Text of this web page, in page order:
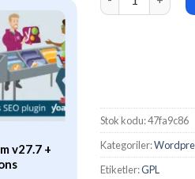
v27.7 +
WP Rocket
Plugin for
Stok kodu:47fa9c86
Kategoriler:
Etiketler:GPL